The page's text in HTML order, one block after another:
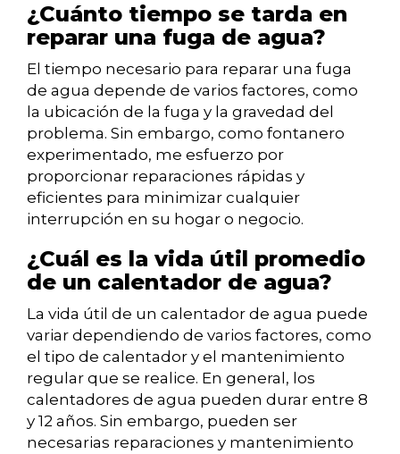
¿Cuánto tiempo se tarda en
reparar una fuga de agua?
El tiempo necesario para reparar una fuga
de agua depende de varios factores, como
la ubicación de la fuga y la gravedad del
problema. Sin embargo, como fontanero
experimentado, me esfuerzo por
proporcionar reparaciones rápidas y
eficientes para minimizar cualquier
interrupción en su hogar o negocio.
¿Cuál es la vida útil promedio
de un calentador de agua?
La vida útil de un calentador de agua puede
variar dependiendo de varios factores, como
el tipo de calentador y el mantenimiento
regular que se realice. En general, los
calentadores de agua pueden durar entre 8
y 12 años. Sin embargo, pueden ser
necesarias reparaciones y mantenimiento